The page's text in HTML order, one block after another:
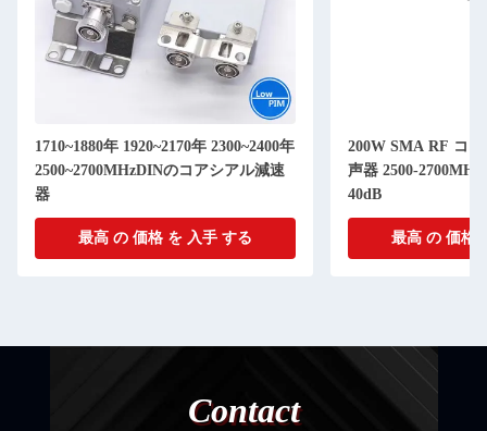
1710~1880年 1920~2170年 2300~2400年
2500~2700MHzDINのコアシアル減速
器
最高 の 価格 を 入手 する
200W SMA RF コ
声器 2500-
40dB
最高 の 価格
Contact